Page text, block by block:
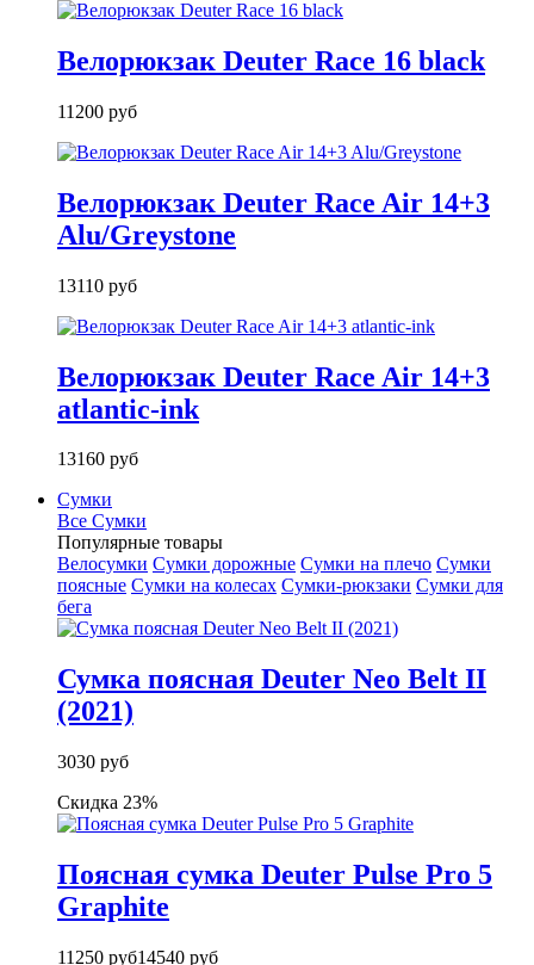
Велорюкзак Deuter Race 16 black
11200 руб
Велорюкзак Deuter Race Air 14+3
Alu/Greystone
13110 руб
Велорюкзак Deuter Race Air 14+3
atlantic-ink
13160 руб
Сумки
Все Сумки
Популярные товары
Велосумки Сумки дорожные Сумки на плечо Сумки
поясные Сумки на колесах Сумки-рюкзаки Сумки для
бега
Сумка поясная Deuter Neo Belt II
(2021)
3030 руб
Скидка 23%
Поясная сумка Deuter Pulse Pro 5
Graphite
11250 руб14540 руб